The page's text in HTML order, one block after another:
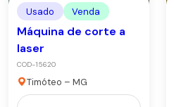
Usado Venda
Máquina de corte a
laser
COD-15620
Timóteo – MG